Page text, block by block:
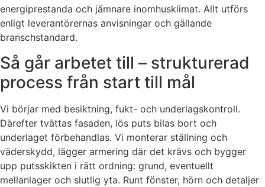
energiprestanda och jämnare inomhusklimat. Allt utförs
enligt leverantörernas anvisningar och gällande
branschstandard.
Så går arbetet till – strukturerad
process från start till mål
Vi börjar med besiktning, fukt- och underlagskontroll.
Därefter tvättas fasaden, lös puts bilas bort och
underlaget förbehandlas. Vi monterar ställning och
väderskydd, lägger armering där det krävs och bygger
upp putsskikten i rätt ordning: grund, eventuellt
mellanlager och slutlig yta. Runt fönster, hörn och detaljer